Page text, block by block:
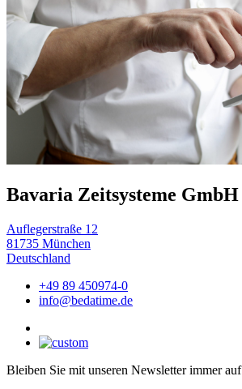
Bavaria Zeitsysteme GmbH
Auflegerstraße 12
81735 München
Deutschland
+49 89 450974-0
info@bedatime.de
Bleiben Sie mit unseren Newsletter immer